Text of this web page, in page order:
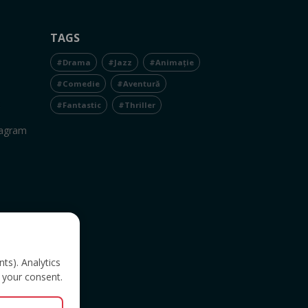
TAGS
#Drama #Jazz #Animație
#Comedie #Aventură
#Fantastic #Thriller
Analytics
consent.